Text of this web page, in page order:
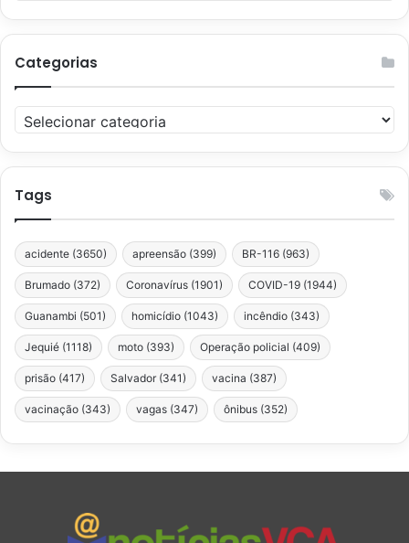
Categorias
Categorias
Tags
acidente (3650) apreensão (399) BR-116 (963)
Brumado (372) Coronavírus (1901) COVID-19 (1944)
Guanambi (501) homicídio (1043) incêndio (343)
Jequié (1118) moto (393) Operação policial (409)
prisão (417) Salvador (341) vacina (387)
vacinação (343) vagas (347) ônibus (352)